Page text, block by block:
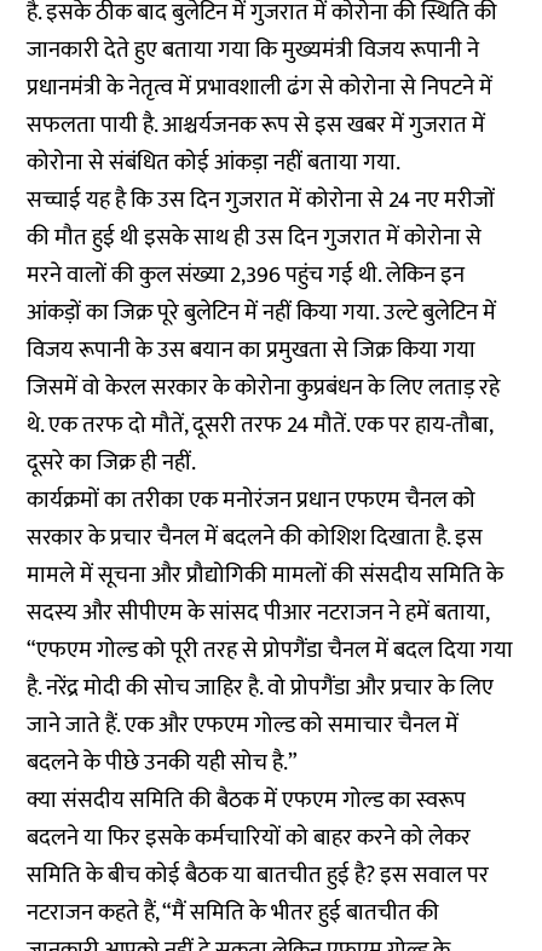
है. इसके ठीक बाद बुलेटिन में गुजरात में कोरोना की स्थिति की
जानकारी देते हुए बताया गया कि मुख्यमंत्री विजय रूपानी ने
प्रधानमंत्री के नेतृत्व में प्रभावशाली ढंग से कोरोना से निपटने में
सफलता पायी है. आश्चर्यजनक रूप से इस खबर में गुजरात में
कोरोना से संबंधित कोई आंकड़ा नहीं बताया गया.
सच्चाई यह है कि उस दिन गुजरात में कोरोना से 24 नए मरीजों
की मौत हुई थी इसके साथ ही उस दिन गुजरात में कोरोना से
मरने वालों की कुल संख्या 2,396 पहुंच गई थी. लेकिन इन
आंकड़ों का जिक्र पूरे बुलेटिन में नहीं किया गया. उल्टे बुलेटिन में
विजय रूपानी के उस बयान का प्रमुखता से जिक्र किया गया
जिसमें वो केरल सरकार के कोरोना कुप्रबंधन के लिए लताड़ रहे
थे. एक तरफ दो मौतें, दूसरी तरफ 24 मौतें. एक पर हाय-तौबा,
दूसरे का जिक्र ही नहीं.
कार्यक्रमों का तरीका एक मनोरंजन प्रधान एफएम चैनल को
सरकार के प्रचार चैनल में बदलने की कोशिश दिखाता है. इस
मामले में सूचना और प्रौद्योगिकी मामलों की संसदीय समिति के
सदस्य और सीपीएम के सांसद पीआर नटराजन ने हमें बताया,
“एफएम गोल्ड को पूरी तरह से प्रोपगैंडा चैनल में बदल दिया गया
है. नरेंद्र मोदी की सोच जाहिर है. वो प्रोपगैंडा और प्रचार के लिए
जाने जाते हैं. एक और एफएम गोल्ड को समाचार चैनल में
बदलने के पीछे उनकी यही सोच है.”
क्या संसदीय समिति की बैठक में एफएम गोल्ड का स्वरूप
बदलने या फिर इसके कर्मचारियों को बाहर करने को लेकर
समिति के बीच कोई बैठक या बातचीत हुई है? इस सवाल पर
नटराजन कहते हैं, “मैं समिति के भीतर हुई बातचीत की